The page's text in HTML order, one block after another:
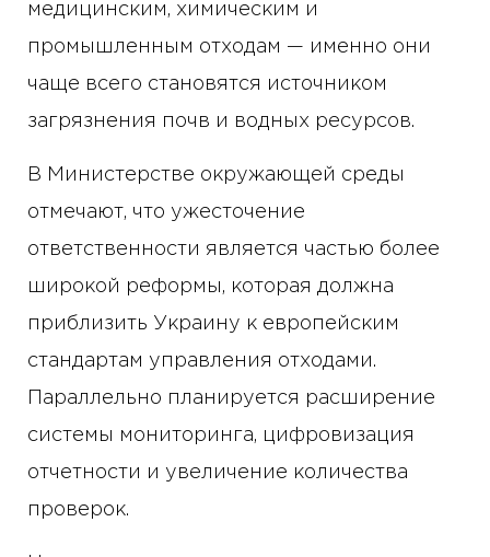
медицинским, химическим и
промышленным отходам — именно они
чаще всего становятся источником
загрязнения почв и водных ресурсов.
В Министерстве окружающей среды
отмечают, что ужесточение
ответственности является частью более
широкой реформы, которая должна
приблизить Украину к европейским
стандартам управления отходами.
Параллельно планируется расширение
системы мониторинга, цифровизация
отчетности и увеличение количества
проверок.